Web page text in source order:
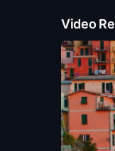
Video